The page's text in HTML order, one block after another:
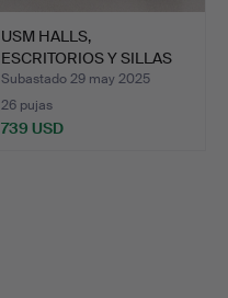
USM HALLS,
ESCRITORIOS Y SILLAS
DE ESCRITO…
Subastado 29 may 2025
26 pujas
739 USD